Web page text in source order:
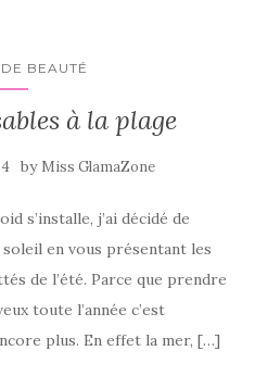
BEAUTÉ
à la plage
by Miss GlamaZone
s’installe, j’ai décidé de
en vous présentant les
de l’été. Parce que prendre
toute l’année c’est
plus. En effet la mer, […]